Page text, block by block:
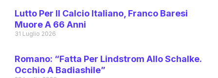
Lutto Per Il Calcio Italiano, Franco Baresi
Muore A 66 Anni
31 Luglio 2026
Romano: “Fatta Per Lindstrom Allo Schalke.
Occhio A Badiashile”